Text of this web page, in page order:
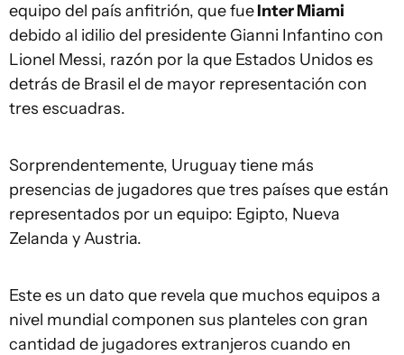
equipo del país anfitrión, que fueInter Miami
debido al idilio del presidente Gianni Infantino con
Lionel Messi, razón por la que Estados Unidos es
detrás de Brasil el de mayor representación con
tres escuadras.
Sorprendentemente, Uruguay tiene más
presencias de jugadores que tres países que están
representados por un equipo: Egipto, Nueva
Zelanda y Austria.
Este es un dato que revela que muchos equipos a
nivel mundial componen sus planteles con gran
cantidad de jugadores extranjeros cuando en